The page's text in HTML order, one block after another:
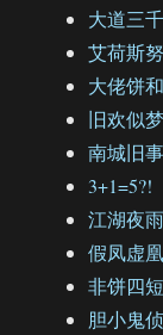
大道三千
艾荷斯
大佬饼
旧欢似梦
南城旧事
3+1=5?!
江湖夜
假凤虚凰
非饼四
胆小鬼